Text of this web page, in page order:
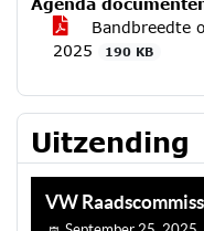
Agenda
Bandbreedte
2025
190 KB
Uitzending